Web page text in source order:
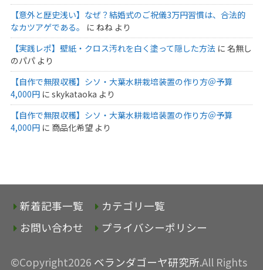
【意外と歴史浅い】なぜ？結婚式のご祝儀3万円習慣は、合法的
なカツアゲである。
に ねねより
【実践レポ】壁紙・クロス汚れを白く塗って隠した方法 に 名無し
のパパより
【自作で無限収穫】シソ・大葉水耕栽培装置の作り方＠予算
4,000円に skykataoka より
【自作で無限収穫】シソ・大葉水耕栽培装置の作り方＠予算
4,000円に 商品化希望より
新着記事一覧
カテゴリ一覧
お問い合わせ
プライバシーポリシー
©Copyright2026 ベランダゴーヤ研究所.All Rights